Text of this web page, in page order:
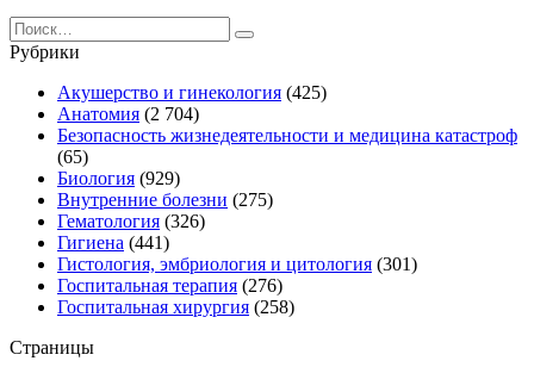
Search
for:
Рубрики
Акушерство и гинекология (425)
Анатомия (2 704)
Безопасность жизнедеятельности и медицина катастроф
(65)
Биология (929)
Внутренние болезни (275)
Гематология (326)
Гигиена (441)
Гистология, эмбриология и цитология (301)
Госпитальная терапия (276)
Госпитальная хирургия (258)
Страницы